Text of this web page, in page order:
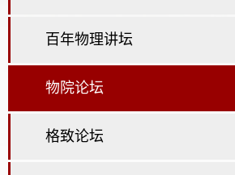
百年物理讲坛
物院论坛
格致论坛